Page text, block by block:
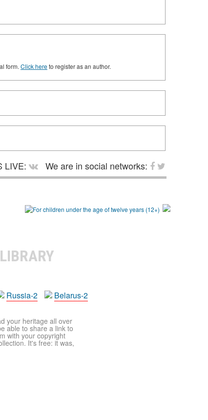
form. Click hereto register as an author.
LIVE:
We are in social networks:
Russia-2 Belarus-2
your heritage all over
able to share a link to
with your copyright
It's free: it was,